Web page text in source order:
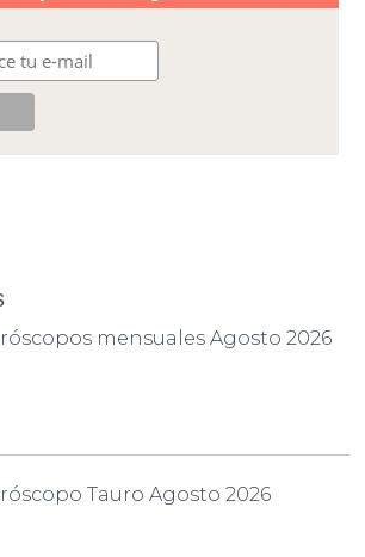
mensuales Agosto 2026
Tauro Agosto 2026